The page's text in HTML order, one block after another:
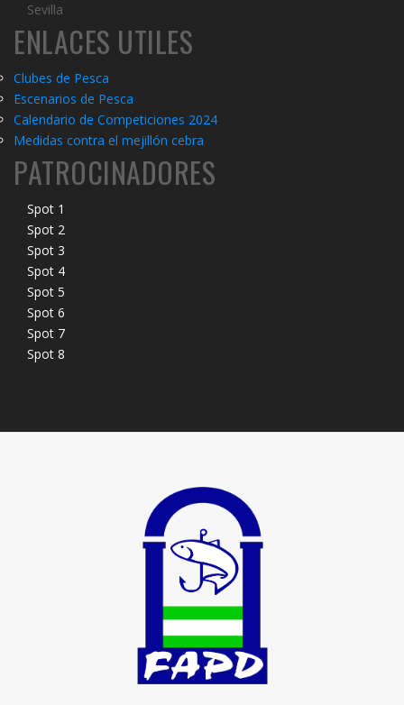
Sevilla
ENLACES UTILES
Clubes de Pesca
Escenarios de Pesca
Calendario de Competiciones 2024
Medidas contra el mejillón cebra
PATROCINADORES
Spot 1
Spot 2
Spot 3
Spot 4
Spot 5
Spot 6
Spot 7
Spot 8